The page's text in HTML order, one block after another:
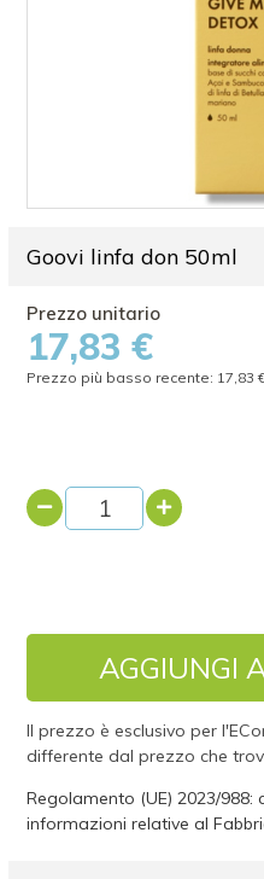
Goovi linfa don 50ml
17,83 €
Prezzo più basso recente: 17,83
AGGIUNGI
Il prezzo è esclusivo per
differente dal prezzo che
Regolamento (UE) 2023/988:
informazioni relative al